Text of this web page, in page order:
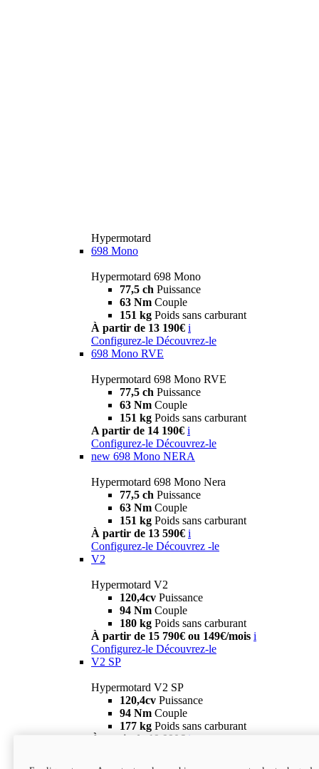
Hypermotard
698 Mono
Hypermotard 698 Mono
77,5 ch Puissance
63 Nm Couple
151 kg Poids sans carburant
À partir de 13 190€ i
Configurez-le Découvrez-le
698 Mono RVE
Hypermotard 698 Mono RVE
77,5 ch Puissance
63 Nm Couple
151 kg Poids sans carburant
A partir de 14 190€ i
Configurez-le Découvrez-le
new 698 Mono NERA
Hypermotard 698 Mono Nera
77,5 ch Puissance
63 Nm Couple
151 kg Poids sans carburant
À partir de 13 590€ i
Configurez-le Découvrez -le
V2
Hypermotard V2
120,4cv Puissance
94 Nm Couple
180 kg Poids sans carburant
À partir de 15 790€ ou 149€/mois i
Configurez-le Découvrez-le
V2 SP
Hypermotard V2 SP
120,4cv Puissance
94 Nm Couple
177 kg Poids sans carburant
À partir de 19 990€ i
new
V2 SP 100